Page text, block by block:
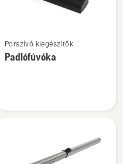
részletek
a(z)
Porszívó kiegészítők
Padlófúvóka